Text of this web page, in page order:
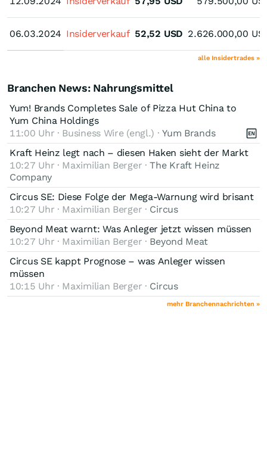
06.03.2024
06.03.2024 Insiderverkauf 52,52 USD 2.626.000,00
alle Insidertrades »
Branchen News: Nahrungsmittel
Yum! Brands Completes Sale of Pizza Hut China to
Yum China Holdings
11:00 Uhr · Business Wire (engl.) ·Yum Brands
Kraft Heinz legt nach – diesen Haken sieht der Markt
10:27 Uhr · Maximilian Berger ·The Kraft Heinz
Company
Circus SE: Diese Folge der Mega-Warnung wird brisant
10:27 Uhr · Maximilian Berger · Circus
Beyond Meat warnt: Was Anleger jetzt wissen müssen
10:27 Uhr · Maximilian Berger · Beyond Meat
Circus SE kappt Prognose – was Anleger wissen
müssen
10:15 Uhr · Maximilian Berger · Circus
mehr Branchennachrichten »